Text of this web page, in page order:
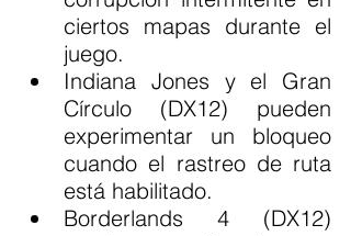
ciertos mapas durante el
juego.
Indiana Jones y el Gran
Círculo (DX12) pueden
experimentar un bloqueo
cuando el rastreo de ruta
está habilitado.
Borderlands 4 (DX12)